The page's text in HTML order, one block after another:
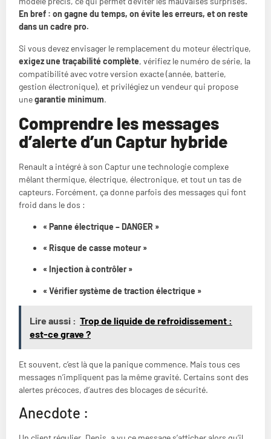
En bref : on gagne du temps, on évite les erreurs, et on reste
dans un cadre pro.
Si vous devez envisager le remplacement du moteur électrique,
exigez une traçabilité complète, vérifiez le numéro de série, la
compatibilité avec votre version exacte (année, batterie,
gestion électronique), et privilégiez un vendeur qui propose
unegarantie minimum.
Comprendre les messages
d’alerte d’un Captur hybride
Renault a intégré à son Captur une technologie complexe
mêlant thermique, électrique, électronique, et tout un tas de
capteurs. Forcément, ça donne parfois des messages qui font
froid dans le dos :
« Panne électrique – DANGER »
« Risque de casse moteur »
« Injection à contrôler »
« Vérifier système de traction électrique »
Lire aussi : Trop de liquide de refroidissement :
est-ce grave ?
Et souvent, c’est là que la panique commence. Mais tous ces
messages n’impliquent pas la même gravité. Certains sont des
alertes précoces, d’autres des blocages de sécurité.
Anecdote :